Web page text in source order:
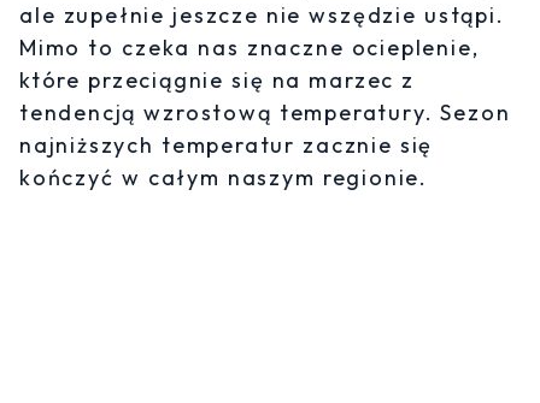
ale zupełnie jeszcze nie wszędzie ustąpi.
Mimo to czeka nas znaczne ocieplenie,
które przeciągnie się na marzec z
tendencją wzrostową temperatury. Sezon
najniższych temperatur zacznie się
kończyć w całym naszym regionie.